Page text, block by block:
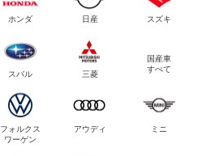
ホンダ 日産 スズキ
スバル 三菱
国産車
すべて
フォルクス
ワーゲン
アウディ ミニ